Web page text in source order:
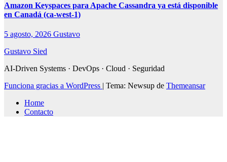
Amazon Keyspaces para Apache Cassandra ya está disponible
en Canadá (ca-west-1)
5 agosto, 2026 Gustavo
Gustavo Sied
AI-Driven Systems · DevOps · Cloud · Seguridad
Funciona gracias a WordPress | Tema: Newsup de Themeansar
Home
Contacto